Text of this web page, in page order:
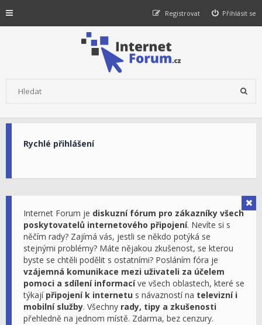
Přihlásit se
Registrovat
Rychlé přihlášení
Internet Forum je diskuzní fórum pro zákazníky všech
poskytovatelů internetového připojení. Nevíte si s
něčím rady? Zajímá vás, jestli se někdo potýká se
stejnými problémy? Máte nějakou zkušenost, se kterou
byste se chtěli podělit s ostatními? Posláním fóra je
vzájemná komunikace mezi uživateli za účelem
pomoci a sdílení informacíve všech oblastech, které se
týkají připojení k internetu s návazností na televizní i
mobilní služby. Všechny rady, tipy a zkušenosti
přehledně na jednom místě. Zdarma, bez cenzury.